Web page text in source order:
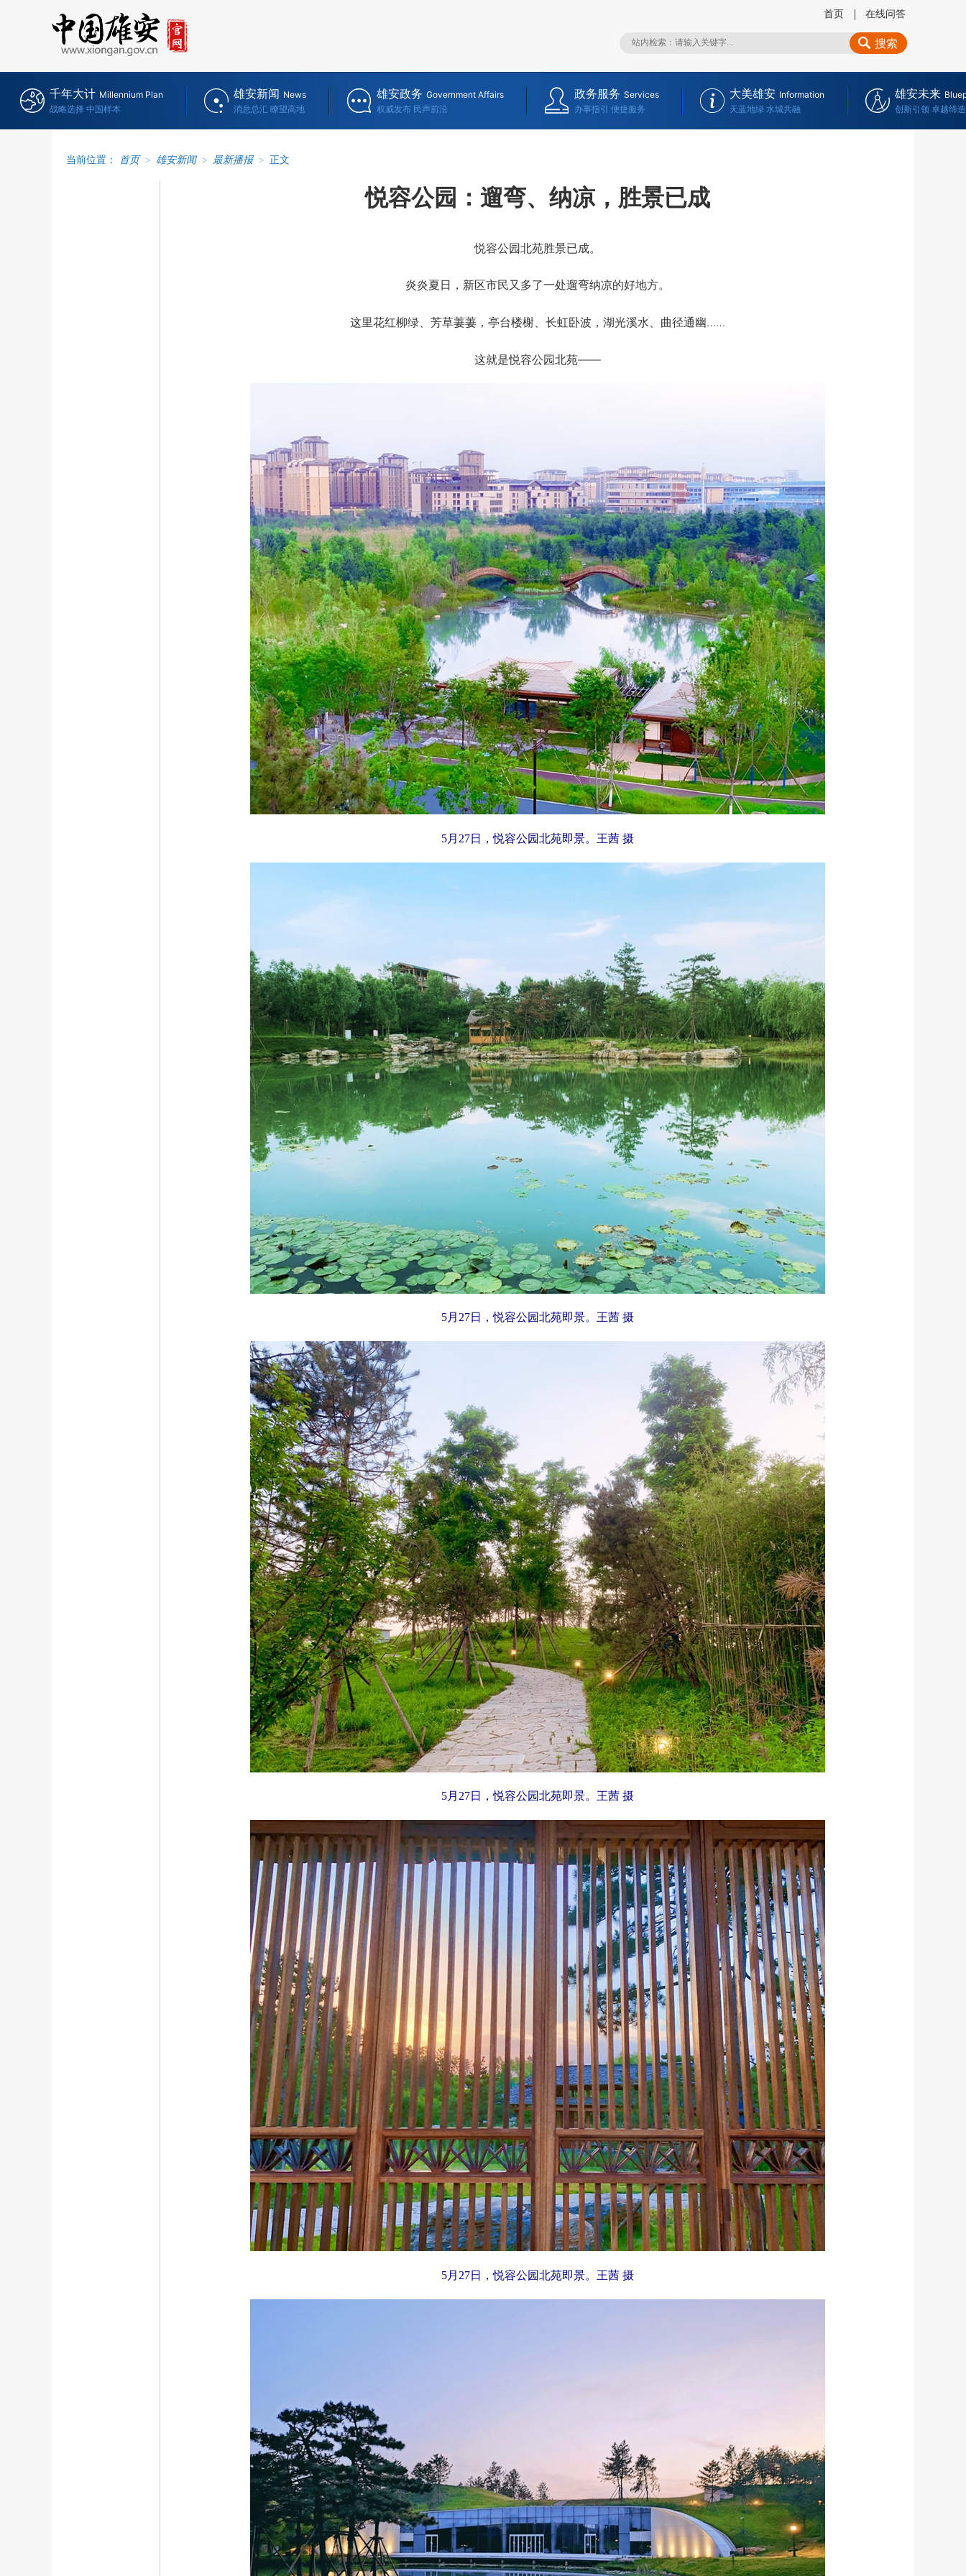
首页 在线问答
搜索
千年大计 Millennium Plan
战略选择 中国样本
雄安新闻 News
消息总汇 瞭望高地
雄安政务 Government Affairs
权威发布 民声前沿
政务服务 Services
办事指引 便捷服务
大美雄安 Information
天蓝地绿 水城共融
雄安未来
创新引领 卓越缔造
当前位置： 首页 > 雄安新闻 > 最新播报 > 正文
悦容公园：遛弯、纳凉，胜景已成
悦容公园北苑胜景已成。
炎炎夏日，新区市民又多了一处遛弯纳凉的好地方。
这里花红柳绿、芳草萋萋，亭台楼榭、长虹卧波，湖光溪水、曲径通幽……
这就是悦容公园北苑——
5月27日，悦容公园北苑即景。王茜 摄
5月27日，悦容公园北苑即景。王茜 摄
5月27日，悦容公园北苑即景。王茜 摄
5月27日，悦容公园北苑即景。王茜 摄